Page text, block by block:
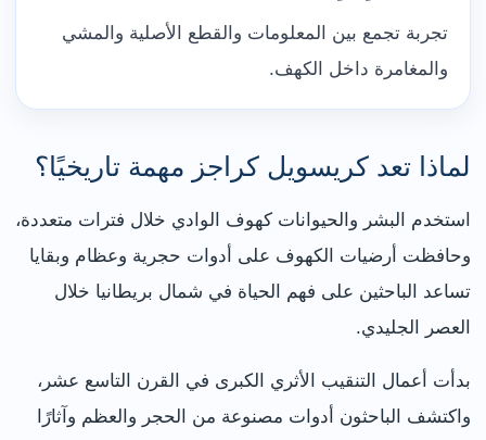
تجربة تجمع بين المعلومات والقطع الأصلية والمشي
والمغامرة داخل الكهف.
لماذا تعد كريسويل كراجز مهمة تاريخيًا؟
استخدم البشر والحيوانات كهوف الوادي خلال فترات متعددة،
وحافظت أرضيات الكهوف على أدوات حجرية وعظام وبقايا
تساعد الباحثين على فهم الحياة في شمال بريطانيا خلال
العصر الجليدي.
بدأت أعمال التنقيب الأثري الكبرى في القرن التاسع عشر،
واكتشف الباحثون أدوات مصنوعة من الحجر والعظم وآثارًا